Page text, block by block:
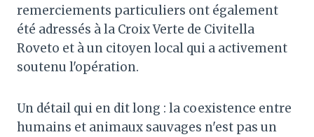
remerciements particuliers ont également
été adressés à la Croix Verte de Civitella
Roveto et à un citoyen local qui a activement
soutenu l'opération.
Un détail qui en dit long : la coexistence entre
humains et animaux sauvages n'est pas un